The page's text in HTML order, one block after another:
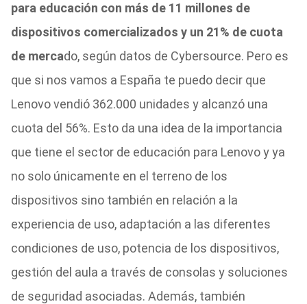
para educación con más de 11 millones de
dispositivos comercializados y un 21% de cuota
de mercado, según datos de Cybersource. Pero es
que si nos vamos a España te puedo decir que
Lenovo vendió 362.000 unidades y alcanzó una
cuota del 56%. Esto da una idea de la importancia
que tiene el sector de educación para Lenovo y ya
no solo únicamente en el terreno de los
dispositivos sino también en relación a la
experiencia de uso, adaptación a las diferentes
condiciones de uso, potencia de los dispositivos,
gestión del aula a través de consolas y soluciones
de seguridad asociadas. Además, también